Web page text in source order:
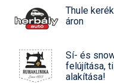
Thule
áron
Sí- és
felújítása,
alakítása!